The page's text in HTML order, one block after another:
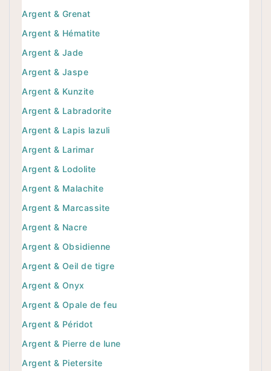
Argent & Grenat
Argent & Hématite
Argent & Jade
Argent & Jaspe
Argent & Kunzite
Argent & Labradorite
Argent & Lapis lazuli
Argent & Larimar
Argent & Lodolite
Argent & Malachite
Argent & Marcassite
Argent & Nacre
Argent & Obsidienne
Argent & Oeil de tigre
Argent & Onyx
Argent & Opale de feu
Argent & Péridot
Argent & Pierre de lune
Argent & Pietersite